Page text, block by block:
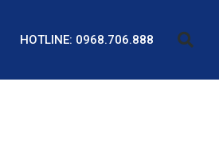
HOTLINE: 0968.706.888